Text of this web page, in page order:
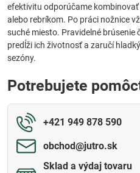
efektivitu odporúčame
alebo rebríkom. Po práci nožnice
suché miesto. Pravidelné brúsenie
predĺži ich životnosť a zaručí
sezóny.
Potrebujete
+421 949 878 590
obchod​@jutro​.sk
Sklad a výdaj tovaru